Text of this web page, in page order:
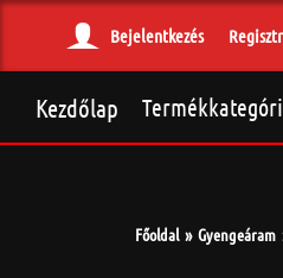
Bejelentkezés
Kezdőlap
Főoldal Gyengeáram